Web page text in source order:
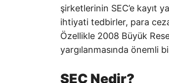
şirketlerinin SEC’e kayıt
ihtiyati tedbirler, para
Özellikle 2008 Büyük
yargılanmasında önemli
SEC Nedir?